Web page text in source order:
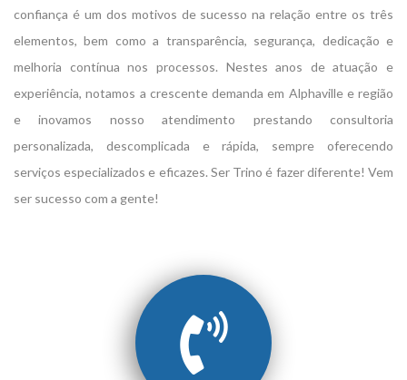
confiança é um dos motivos de sucesso na relação entre os três
elementos, bem como a transparência, segurança, dedicação e
melhoria contínua nos processos. Nestes anos de atuação e
experiência, notamos a crescente demanda em Alphaville e região
e inovamos nosso atendimento prestando consultoria
personalizada, descomplicada e rápida, sempre oferecendo
serviços especializados e eficazes. Ser Trino é fazer diferente! Vem
ser sucesso com a gente!